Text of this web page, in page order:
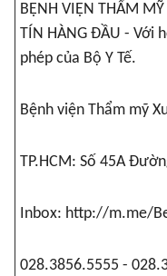
BỆNH VIỆN THẨM
TÍN HÀNG ĐẦU - Với
phép của Bộ Y Tế.
Bệnh viện Thẩm mỹ
TP.HCM: Số 45A
Inbox: http://m.me/
028.3856.5555 -